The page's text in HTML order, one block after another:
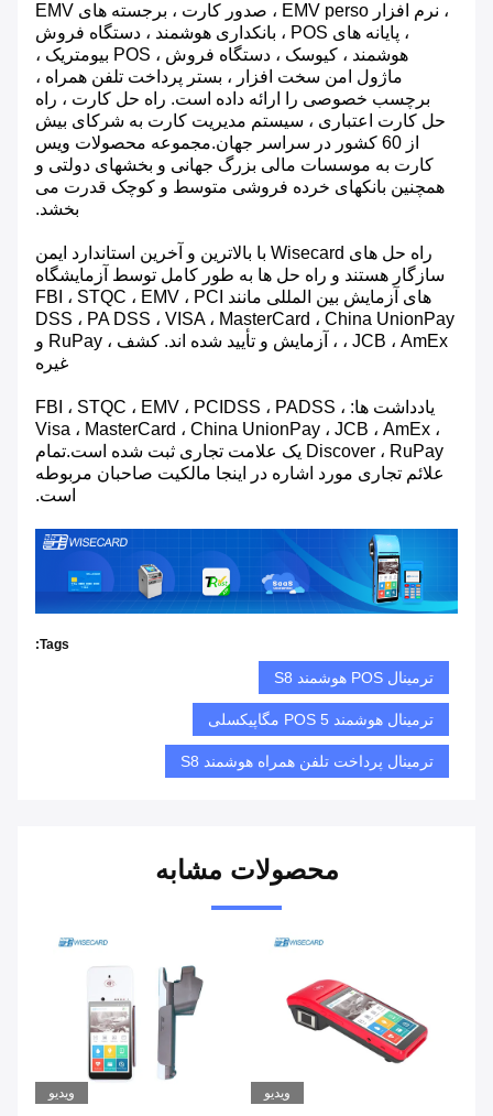
، نرم افزار EMV perso ، صدور کارت ، برجسته های EMV
، پایانه های POS ، بانکداری هوشمند ، دستگاه فروش
هوشمند ، کیوسک ، دستگاه فروش ، POS بیومتریک ،
ماژول امن سخت افزار ، بستر پرداخت تلفن همراه ،
برچسب خصوصی را ارائه داده است. راه حل کارت ، راه
حل کارت اعتباری ، سیستم مدیریت کارت به شرکای بیش
از 60 کشور در سراسر جهان.مجموعه محصولات ویس
کارت به موسسات مالی بزرگ جهانی و بخشهای دولتی و
همچنین بانکهای خرده فروشی متوسط ​​و کوچک قدرت می
بخشد.
راه حل های Wisecard با بالاترین و آخرین استاندارد ایمن
سازگار هستند و راه حل ها به طور کامل توسط آزمایشگاه
های آزمایش بین المللی مانند FBI ، STQC ، EMV ، PCI
DSS ، PA DSS ، VISA ، MasterCard ، China UnionPay
، JCB ، AmEx ، آزمایش و تأیید شده اند. کشف ، RuPay و
غیره
یادداشت ها: FBI ، STQC ، EMV ، PCIDSS ، PADSS ،
Visa ، MasterCard ، China UnionPay ، JCB ، AmEx ،
Discover ، RuPay یک علامت تجاری ثبت شده است.تمام
علائم تجاری مورد اشاره در اینجا مالکیت صاحبان مربوطه
است.
Tags:
ترمینال POS هوشمند S8
ترمینال هوشمند POS 5 مگاپیکسلی
ترمینال پرداخت تلفن همراه هوشمند S8
محصولات مشابه
ویدیو ویدیو